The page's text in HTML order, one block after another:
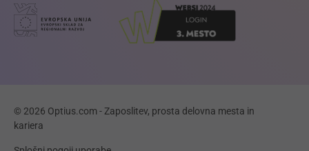
© 2026 Optius.com - Zaposlitev, prosta delovna mesta in
kariera